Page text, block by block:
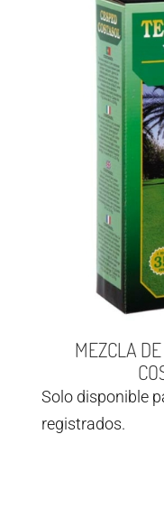
MEZCLA
Solo disponible
registrados.